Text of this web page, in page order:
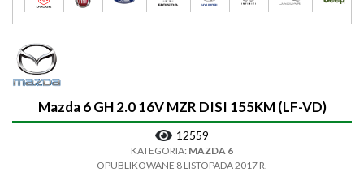
Mazda 6 GH 2.0 16V MZR DISI 155KM (LF-VD)
12559
KATEGORIA: MAZDA 6
OPUBLIKOWANE 8 LISTOPADA 2017 R.